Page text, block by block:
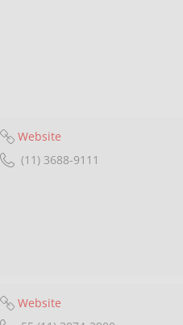
Website
(11) 3688-9111
Website